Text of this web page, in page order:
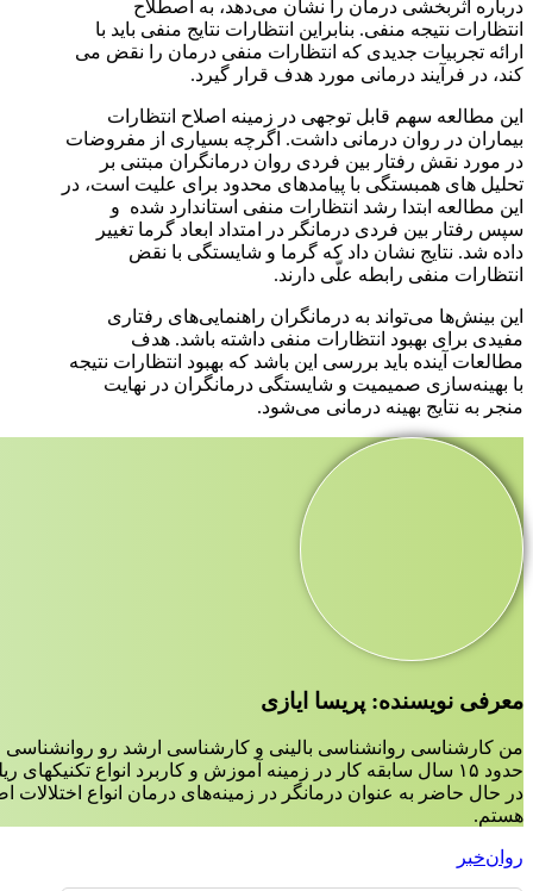
درباره اثربخشی درمان را نشان می‌دهد، به اصطلاح
انتظارات نتیجه منفی. بنابراین انتظارات نتایج منفی باید با
ارائه تجربیات جدیدی که انتظارات منفی درمان را نقض می
کند، در فرآیند درمانی مورد هدف قرار گیرد.
این مطالعه سهم قابل توجهی در زمینه اصلاح انتظارات
بیماران در روان درمانی داشت. اگرچه بسیاری از مفروضات
در مورد نقش رفتار بین فردی روان درمانگران مبتنی بر
تحلیل های همبستگی با پیامدهای محدود برای علیت است، در
این مطالعه ابتدا رشد انتظارات منفی استاندارد شده و
سپس رفتار بین فردی درمانگر در امتداد ابعاد گرما تغییر
داده شد. نتایج نشان داد که گرما و شایستگی با نقض
انتظارات منفی رابطه علّی دارند.
این بینش‌ها می‌تواند به درمانگران راهنمایی‌های رفتاری
مفیدی برای بهبود انتظارات منفی داشته باشد. هدف
مطالعات آینده باید بررسی این باشد که بهبود انتظارات نتیجه
با بهینه‌سازی صمیمیت و شایستگی درمانگران در نهایت
منجر به نتایج بهینه درمانی می‌شود.
معرفی نویسنده: پریسا ایازی
من کارشناسی روانشناسی بالینی و کارشناسی ارشد رو
حدود ۱۵ سال سابقه کار در زمینه آموزش و کاربرد انواع تکنیکهای ریلکسیشن،مدیتیشن و مایندفولنس دارم.
در حال حاضر به عنوان درمانگر در زمینه‌‌های درمان انواع
هستم.
روان‌خبر